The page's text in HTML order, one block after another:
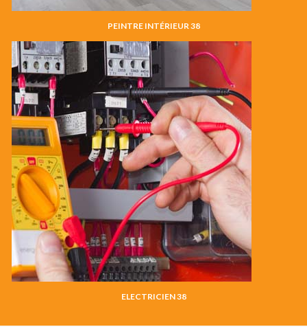
PEINTRE INTÉRIEUR 38
ELECTRICIEN 38